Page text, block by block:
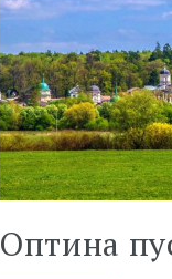
Оптина